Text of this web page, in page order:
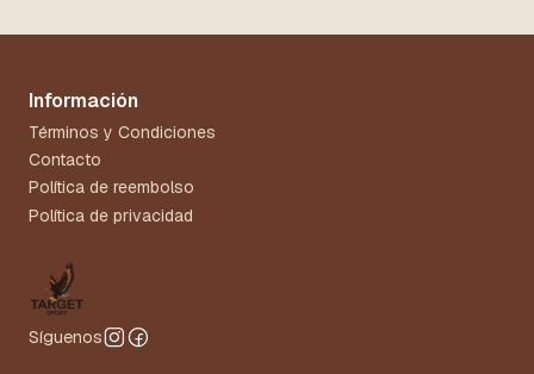
Información
Términos y Condiciones
Contacto
Política de reembolso
Política de privacidad
Síguenos